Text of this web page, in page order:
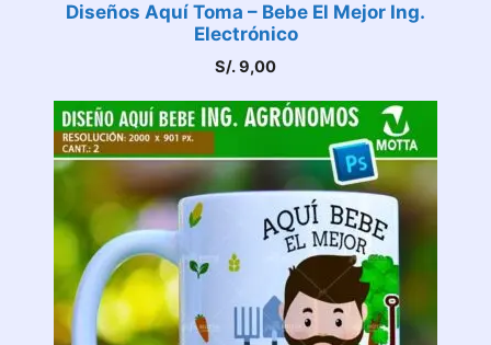
Diseños Aquí Toma – Bebe El Mejor Ing.
Electrónico
S/.9,00